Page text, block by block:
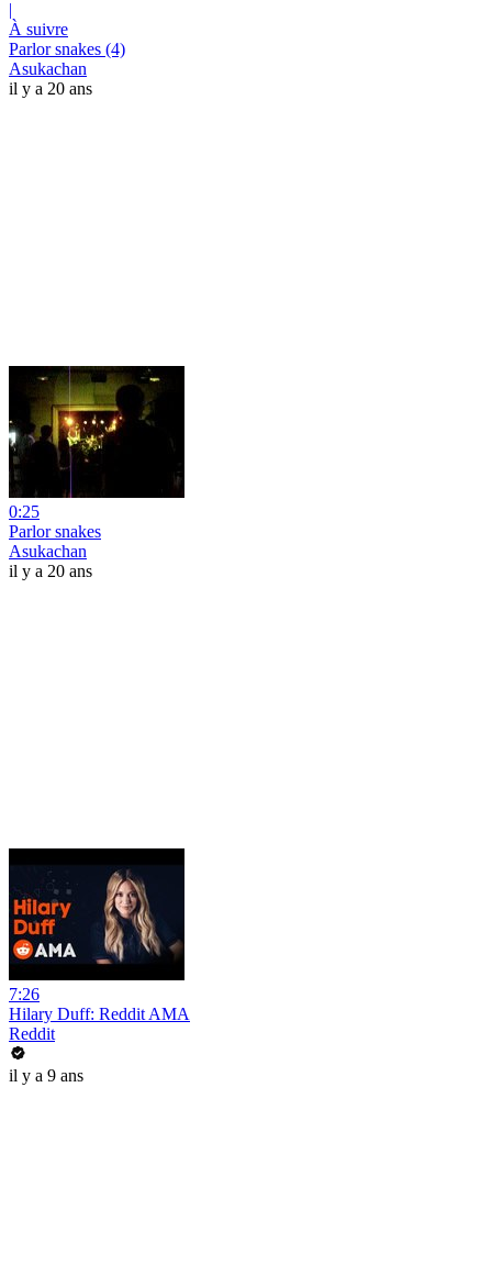
|
À suivre
Parlor snakes (4)
Asukachan
il y a 20 ans
0:25
Parlor snakes
Asukachan
il y a 20 ans
7:26
Hilary Duff: Reddit AMA
Reddit
il y a 9 ans